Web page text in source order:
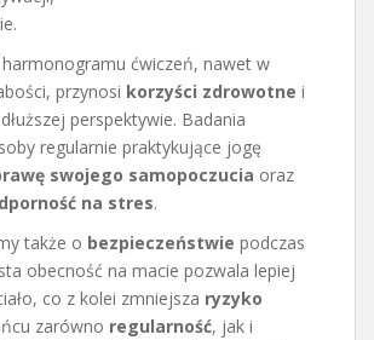
ćwiczeń, nawet w
przynosi korzyści zdrowotne i
perspektywie. Badania
regularnie praktykujące jogę
swojego samopoczucia oraz
na stres.
także o bezpieczeństwie podczas
obecność na macie pozwala lepiej
co z kolei zmniejsza ryzyko
zarówno regularność, jak i